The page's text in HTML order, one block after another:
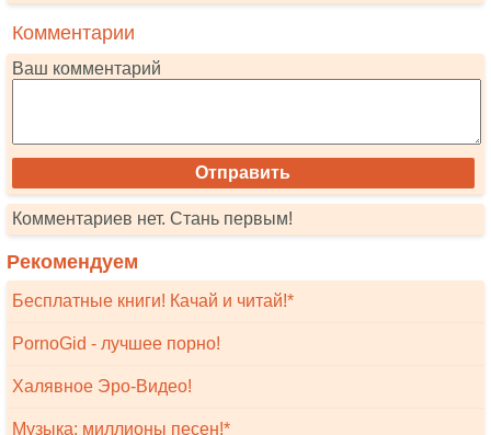
Комментарии
Ваш комментарий
Комментариев нет. Стань первым!
Рекомендуем
Бесплатные книги! Качай и читай!*
PornoGid - лучшее порно!
Халявное Эро-Видео!
Музыка: миллионы песен!*